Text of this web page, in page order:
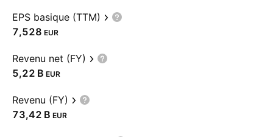
EPS basique (TTM)
7,528 EUR
Revenu net (FY)
‪5,22 B‬ EUR
Revenu (FY)
‪73,42 B‬ EUR